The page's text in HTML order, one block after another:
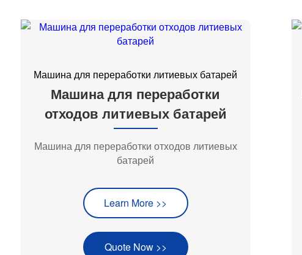
Машина для переработки литиевых батарей
Машина для переработки
отходов литиевых батарей
Машина для переработки отходов литиевых
батарей
Learn More >>
Quote Now >>